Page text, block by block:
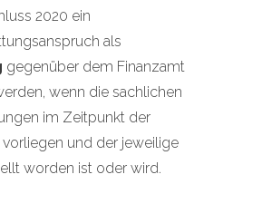
2020 ein
als
gegenüber dem Finanzamt
wenn die sachlichen
im Zeitpunkt der
und der jeweilige
worden ist oder wird.